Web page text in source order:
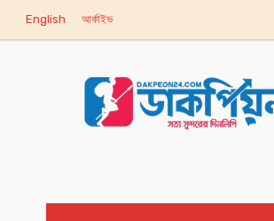
English আর্কাইভ